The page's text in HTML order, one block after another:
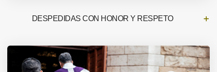
DESPEDIDAS CON HONOR Y RESPETO